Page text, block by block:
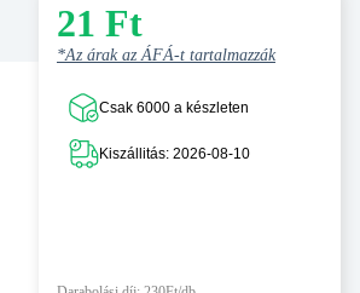
21 Ft
*Az árak az ÁFÁ-t tartalmazzák
Csak 6000 a készleten
Kiszállitás: 2026-08-10